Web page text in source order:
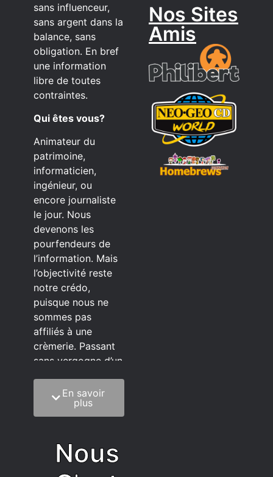
sans influenceur,
sans argent dans la
balance, sans
obligation. En bref
une information
libre de toutes
contraintes.
Qui êtes vous?
Animateur du
patrimoine,
informaticien,
ingénieur, ou
encore journaliste
le jour. Nous
devenons les
pourfendeurs de
l’information. Mais
l’objectivité reste
notre crédo,
puisque nous ne
sommes pas
affiliés à une
crèmerie. Passant
sans vergogne d’un
C’est quoi notre
méthode?
sagesse de la
vieillesse à une
En savoir
plus
Nous
Nos Sites
Amis